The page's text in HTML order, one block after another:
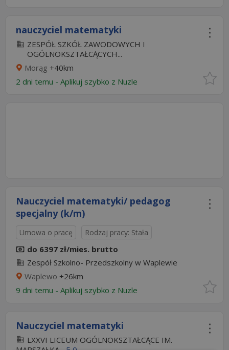
nauczyciel matematyki
ZESPÓŁ SZKÓŁ ZAWODOWYCH I
OGÓLNOKSZTAŁCĄCYCH...
Morąg +40km
2 dni temu - Aplikuj szybko z Nuzle
Nauczyciel matematyki/ pedagog
specjalny (k/m)
Umowa o pracę Rodzaj pracy: Stała
do 6397 zł/mies. brutto
Zespół Szkolno- Przedszkolny w Waplewie
Waplewo +26km
9 dni temu - Aplikuj szybko z Nuzle
Nauczyciel matematyki
LXXVI LICEUM OGÓLNOKSZTAŁCĄCE IM.